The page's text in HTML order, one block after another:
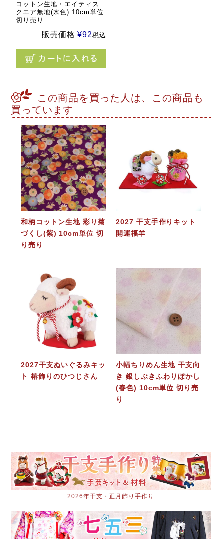
コットン生地・エイティス
クエア無地(水色) 10cm単位
切り売り
販売価格 ¥92税込
この商品を買った人は、この商品も
買っています
和柄コットン生地 彩り菊
づくし(紫) 10cm単位 切
り売り
2027 干支手作りキット
開運福羊
2027干支ぬいぐるみキッ
ト 椿飾りのひつじさん
小幅ちりめん生地 干支向
き 銀しぶきふわりぼかし
(春色) 10cm単位 切り売
り
2026年干支・正月飾り手作り